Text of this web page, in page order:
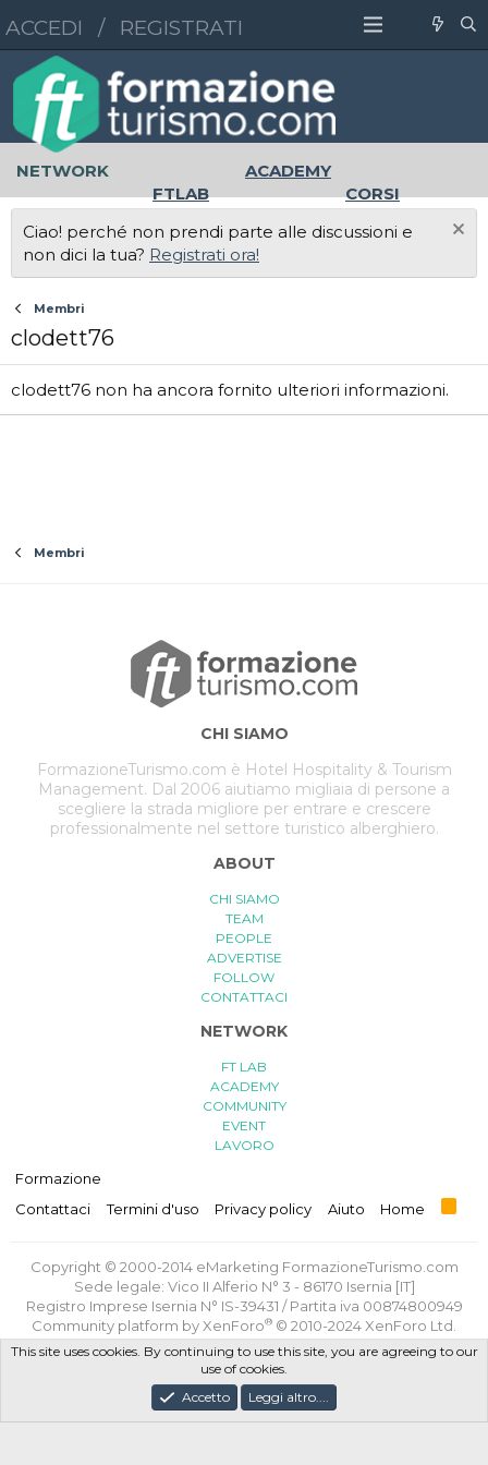
ACCEDI / REGISTRATI
NETWORK
ACADEMY
FTLAB
CORSI
LAVORO
Ciao! perché non prendi parte alle discussioni e
non dici la tua? Registrati ora!
Membri
clodett76
clodett76 non ha ancora fornito ulteriori informazioni.
Membri
CHI SIAMO
FormazioneTurismo.com è Hotel Hospitality & Tourism
Management. Dal 2006 aiutiamo migliaia di persone a
scegliere la strada migliore per entrare e crescere
professionalmente nel settore turistico alberghiero.
ABOUT
CHI SIAMO
TEAM
PEOPLE
ADVERTISE
FOLLOW
CONTATTACI
NETWORK
FT LAB
ACADEMY
COMMUNITY
EVENT
LAVORO
Formazione
Contattaci
Termini d'uso Privacy policy Aiuto Home
R
S
Copyright © 2000-2014 eMarketing FormazioneTurismo.com
Sede legale: Vico II Alferio N° 3 - 86170 Isernia [IT]
Registro Imprese Isernia N° IS-39431 / Partita iva 00874800949
Community platform by XenForo® © 2010-2024 XenForo Ltd.
Traduzione italiana
XenForge.com
Termini e Condizioni d'uso
Progettato e realizzato con amore e sacrifici da
This site uses cookies. By continuing to use this site, you are agreeing to our
use of cookies.
Accetto
Leggi altro....